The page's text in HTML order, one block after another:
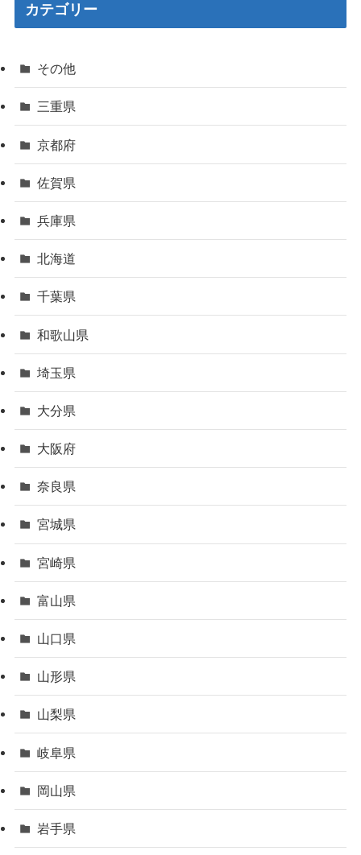
カテゴリー
その他
三重県
京都府
佐賀県
兵庫県
北海道
千葉県
和歌山県
埼玉県
大分県
大阪府
奈良県
宮城県
宮崎県
富山県
山口県
山形県
山梨県
岐阜県
岡山県
岩手県